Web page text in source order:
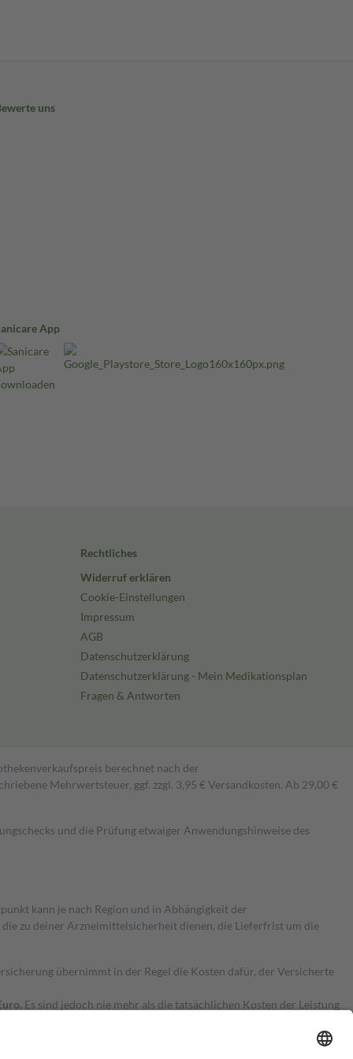
uns
App
Rechtliches
Widerruf erklären
Cookie-Einstellungen
Impressum
AGB
Datenschutzerklärung
Datenschutzerklärung - Mein Medikationsplan
Fragen & Antworten
berechnet nach der
Mehrwertsteuer, ggf. zzgl. 3,95 € Versandkosten. Ab 29,00 €
und die Prüfung etwaiger Anwendungshinweise des
kann je nach Region und in Abhängigkeit der
zu deiner Arzneimittelsicherheit dienen, die Lieferfrist um die
übernimmt in der Regel die Kosten dafür, der Versicherte
Es sind jedoch nie mehr als die tatsächlichen Kosten der Leistung